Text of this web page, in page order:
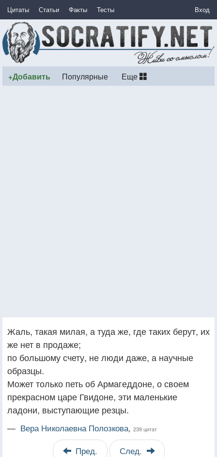
Цитаты Статьи Факты Тесты Вход
+Добавить Популярные Еще
Жаль, такая милая, а туда же, где таких берут, их
же нет в продаже;
по большому счету, не люди даже, а научные
образцы.
Может только петь об Армагеддоне, о своем
прекрасном царе Гвидоне, эти маленькие
ладони, выступающие резцы.
— Вера Николаевна Полозкова, 239 цитат
Пред. След.